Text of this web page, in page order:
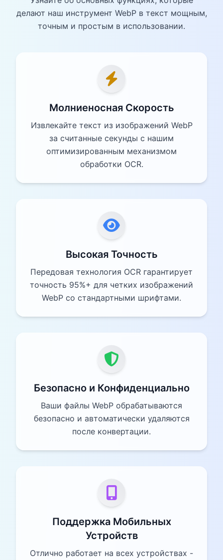
делают наш инструмент WebP в текст мощным,
точным и простым в использовании.
Молниеносная Скорость
Извлекайте текст из изображений WebP
за считанные секунды с нашим
оптимизированным механизмом
обработки OCR.
Высокая Точность
Передовая технология OCR гарантирует
точность 95%+ для четких изображений
WebP со стандартными шрифтами.
Безопасно и Конфиденциально
Ваши файлы WebP обрабатываются
безопасно и автоматически удаляются
после конвертации.
Поддержка Мобильных
Устройств
Отлично работает на всех устройствах -